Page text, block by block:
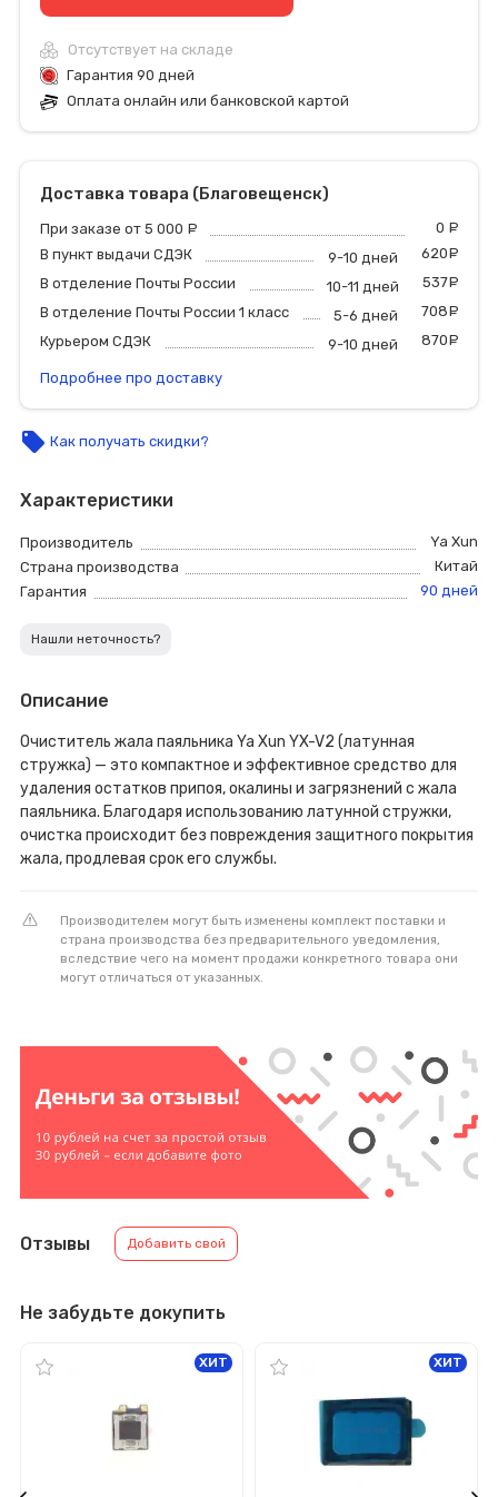
Отсутствует на складе
Гарантия 90 дней
Оплата онлайн или банковской картой
Доставка товара (Благовещенск)
При заказе от 5 000 0
В пункт выдачи СДЭК
9-10 дней 620
В отделение Почты России
10-11 дней 537
В отделение Почты России 1 класс
5-6 дней 708
Курьером СДЭК
9-10 дней 870
Подробнее про доставку
local_offer Как получать скидки?
Характеристики
Производитель
Ya Xun
Страна производства
Китай
Гарантия
90 дней
Нашли неточность?
Описание
Очиститель жала паяльника Ya Xun YX-V2 (латунная
стружка) — это компактное и эффективное средство для
удаления остатков припоя, окалины и загрязнений с жала
паяльника. Благодаря использованию латунной стружки,
очистка происходит без повреждения защитного покрытия
жала, продлевая срок его службы.
Производителем могут быть изменены комплект поставки и
страна производства без предварительного уведомления,
вследствие чего на момент продажи конкретного товара они
могут отличаться от указанных.
Отзывы Добавить свой
Не забудьте докупить
ХИТ ХИТ